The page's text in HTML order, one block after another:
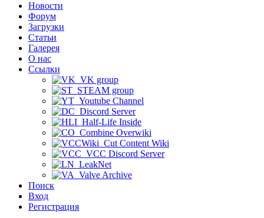
Новости
Форум
Загрузки
Статьи
Галерея
О нас
Ссылки
VK group
STEAM group
Youtube Channel
Discord Server
Half-Life Inside
Combine Overwiki
Cut Content Wiki
VCC Discord Server
LeakNet
Valve Archive
Поиск
Вход
Регистрация